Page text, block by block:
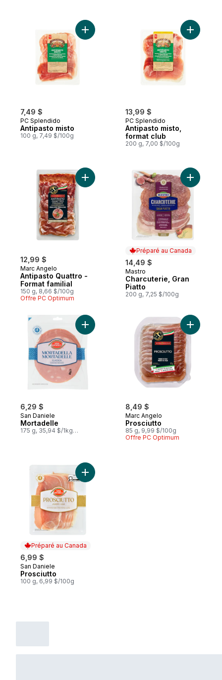
7,49 $
PC Splendido
Antipasto misto
100 g, 7,49 $/100g
Ajouter Antipasto misto au panier
13,99 $
PC Splendido
Antipasto misto,
format club
200 g, 7,00 $/100g
12,99 $
Marc Angelo
Antipasto Quattro -
Format familial
150 g, 8,66 $/100g
Offre PC Optimum
Ajouter Antipasto Quattro - Format familial
Préparé au Canada
14,49 $
Préparé au Canada
Mastro
Charcuterie, Gran
Piatto
200 g, 7,25 $/100g
Ajouter
6,29 $
San Daniele
Mortadelle
175 g, 35,94 $/1kg
Ajouter Mortadelle au panier
8,49 $
Marc Angelo
Prosciutto
85 g, 9,99 $/100g
Offre PC Optimum
Ajouter
Préparé au Canada
6,99 $
Préparé au Canada
San Daniele
Prosciutto
100 g, 6,99 $/100g
Ajouter Prosciutto au panier